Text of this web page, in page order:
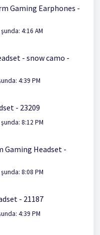
Gaming Earphones -
4:16 AM
- snow camo -
4:39 PM
- 23209
8:12 PM
Gaming Headset -
8:08 PM
- 21187
4:39 PM